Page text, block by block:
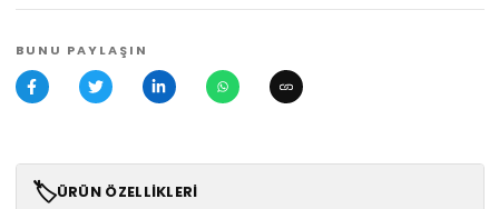
BUNU PAYLAŞIN
🏷️ÜRÜN ÖZELLIKLERI